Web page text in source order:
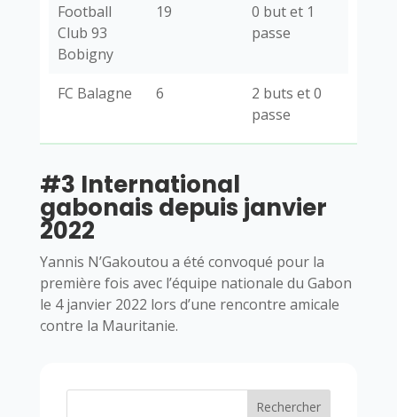
Football
Club 93
Bobigny
19
0 but et 1
passe
FC Balagne 6
2 buts et 0
passe
#3 International
gabonais depuis janvier
2022
Yannis N’Gakoutou a été convoqué pour la
première fois avec l’équipe nationale du Gabon
le 4 janvier 2022 lors d’une rencontre amicale
contre la Mauritanie.
Rechercher